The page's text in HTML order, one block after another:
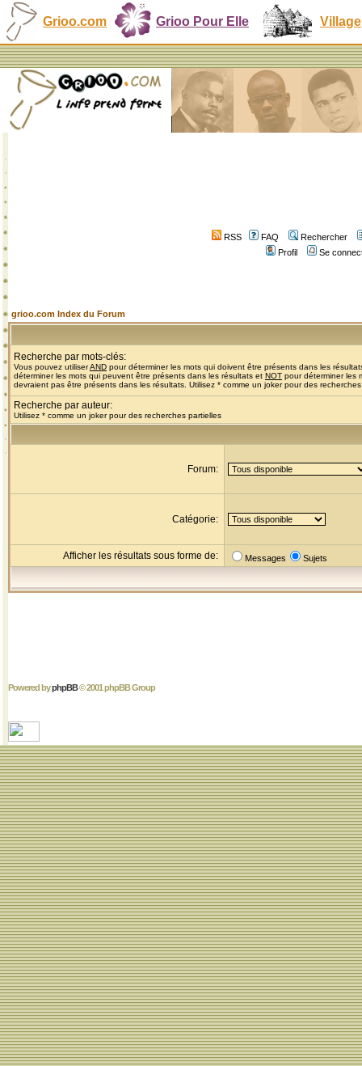
Grioo.com Grioo Pour Elle Village
RSS FAQ
Rechercher
Profil
Se
grioo.com Index du Forum
Recherche par mots-clés:
Vous pouvez utiliserAND pour déterminer les mots qui doivent être présents dans les
déterminer les mots qui peuvent être présents dans les résultats et NOT pour déterminer les
devraient pas être présents dans les résultats. Utilisez * comme un joker pour des
Recherche par auteur:
Utilisez * comme un joker pour des recherches partielles
Forum:
Catégorie:
Afficher les résultats sous forme de: Messages Sujets
Powered byphpBB© 2001 phpBB Group